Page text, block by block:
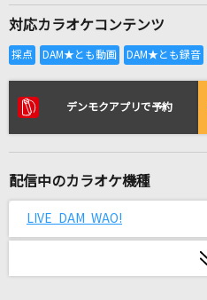
全国り
リアルタイムで歌わ
[生音]君の為のキミノウ
ジョン)
対応カラオケコンテンツ
デンモクアプリで予約
配信中のカラオケ機種
LIVE DAM WAO!